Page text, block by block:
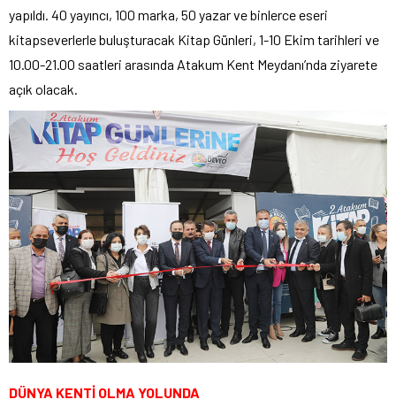
yapıldı. 40 yayıncı, 100 marka, 50 yazar ve binlerce eseri
kitapseverlerle buluşturacak Kitap Günleri, 1-10 Ekim tarihleri ve
10.00-21.00 saatleri arasında Atakum Kent Meydanı’nda ziyarete
açık olacak.
DÜNYA KENTİ OLMA YOLUNDA